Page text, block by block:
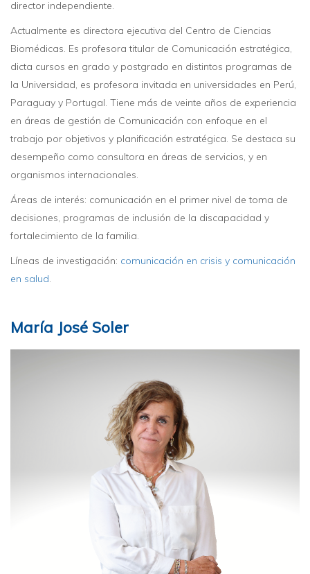
director independiente.
Actualmente es directora ejecutiva del Centro de Ciencias
Biomédicas. Es profesora titular de Comunicación estratégica,
dicta cursos en grado y postgrado en distintos programas de
la Universidad, es profesora invitada en universidades en Perú,
Paraguay y Portugal. Tiene más de veinte años de experiencia
en áreas de gestión de Comunicación con enfoque en el
trabajo por objetivos y planificación estratégica. Se destaca su
desempeño como consultora en áreas de servicios, y en
organismos internacionales.
Áreas de interés: comunicación en el primer nivel de toma de
decisiones, programas de inclusión de la discapacidad y
fortalecimiento de la familia.
Líneas de investigación: comunicación en crisis y comunicación
en salud.
María José Soler